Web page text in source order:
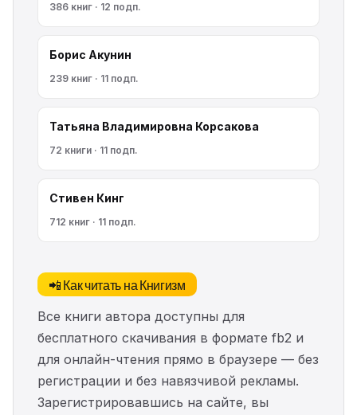
386 книг · 12 подп.
Борис Акунин
239 книг · 11 подп.
Татьяна Владимировна Корсакова
72 книги · 11 подп.
Стивен Кинг
712 книг · 11 подп.
📲 Как читать на Книгизм
Все книги автора доступны для
бесплатного скачивания в формате fb2 и
для онлайн-чтения прямо в браузере — без
регистрации и без навязчивой рекламы.
Зарегистрировавшись на сайте, вы